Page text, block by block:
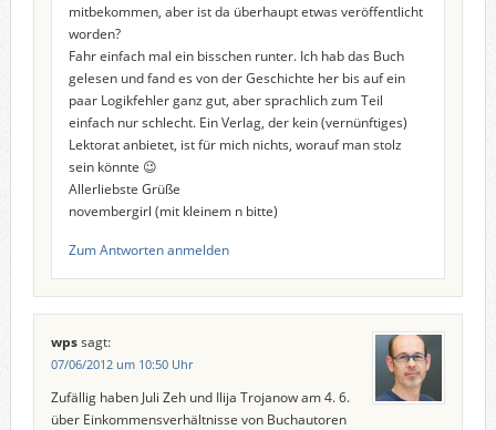
mitbekommen, aber ist da überhaupt etwas veröffentlicht
worden?
Fahr einfach mal ein bisschen runter. Ich hab das Buch
gelesen und fand es von der Geschichte her bis auf ein
paar Logikfehler ganz gut, aber sprachlich zum Teil
einfach nur schlecht. Ein Verlag, der kein (vernünftiges)
Lektorat anbietet, ist für mich nichts, worauf man stolz
sein könnte 😉
Allerliebste Grüße
novembergirl (mit kleinem n bitte)
Zum Antworten anmelden
wpssagt:
07/06/2012 um 10:50 Uhr
Zufällig haben Juli Zeh und Ilija Trojanow am 4. 6.
über Einkommensverhältnisse von Buchautoren